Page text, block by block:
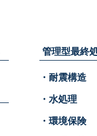
管理型最終
・耐震構造
・水処理
・環境保険